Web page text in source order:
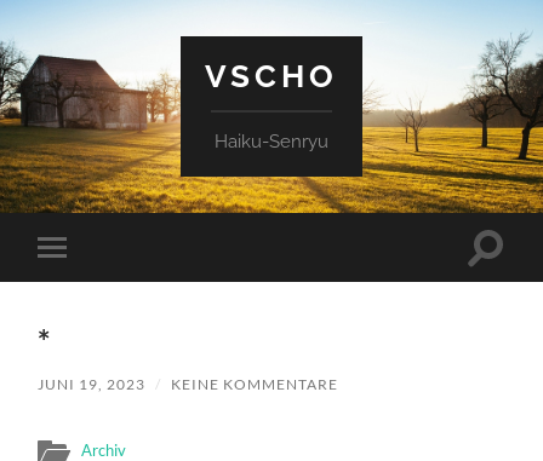
VSCHO
Haiku-Senryu
Mobile-
Menü
*
JUNI 19, 2023 / KEINE KOMMENTARE
Archiv